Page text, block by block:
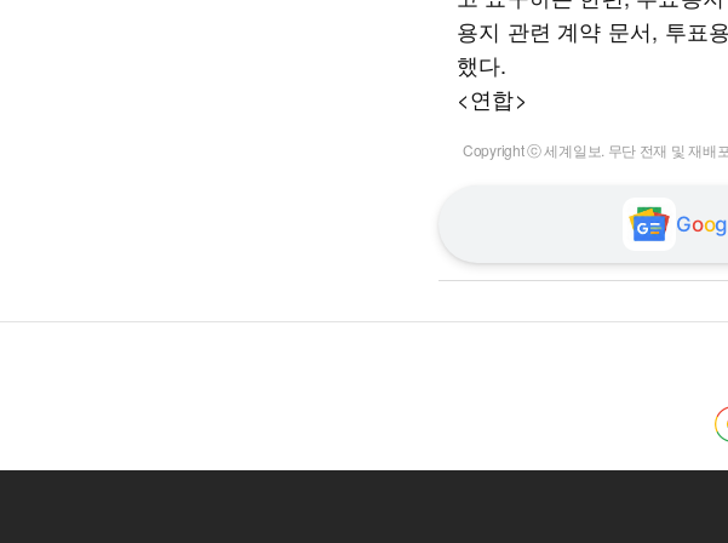
용지 관련 계약 문서, 투표
했다.
<연합>
Copyright ⓒ 세계일보. 무단 전재 및 재배
Goog